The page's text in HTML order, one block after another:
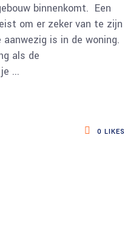
binnenkomt. Een
om er zeker van te zijn
is in de woning.
als de
0 LIKES